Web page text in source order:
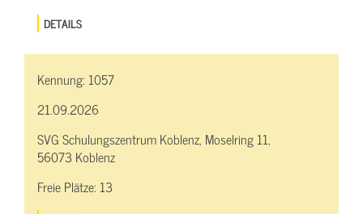
DETAILS
Kennung: 1057
21.09.2026
SVG Schulungszentrum Koblenz, Moselring 11,
56073 Koblenz
Freie Plätze: 13